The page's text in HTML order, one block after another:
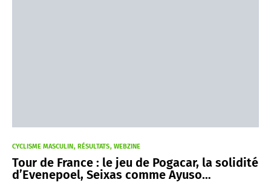
CYCLISME MASCULIN RÉSULTATS WEBZINE
Tour de France : le jeu de Pogacar, la solidité
d’Evenepoel, Seixas comme Ayuso…